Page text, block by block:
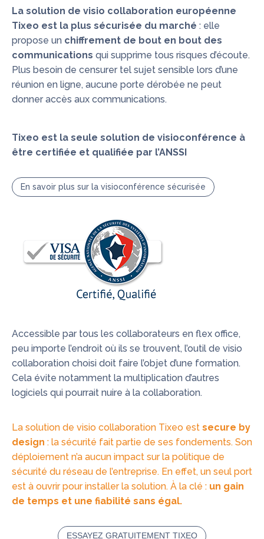
La solution de visio collaboration européenne
Tixeo est la plus sécurisée du marché : elle
propose un chiffrement de bout en bout des
communications qui supprime tous risques d’écoute.
Plus besoin de censurer tel sujet sensible lors d’une
réunion en ligne, aucune porte dérobée ne peut
donner accès aux communications.
Tixeo est la seule solution de visioconférence à
être certifiée et qualifiée par l’ANSSI
En savoir plus sur la visioconférence sécurisée
Accessible par tous les collaborateurs en flex office,
peu importe l’endroit où ils se trouvent, l’outil de visio
collaboration choisi doit faire l’objet d’une formation.
Cela évite notamment la multiplication d’autres
logiciels qui pourrait nuire à la collaboration.
La solution de visio collaboration Tixeo est secure by
design : la sécurité fait partie de ses fondements. Son
déploiement n’a aucun impact sur la politique de
sécurité du réseau de l’entreprise. En effet, un seul port
est à ouvrir pour installer la solution. À la clé : un gain
de temps et une fiabilité sans égal.
ESSAYEZ GRATUITEMENT TIXEO